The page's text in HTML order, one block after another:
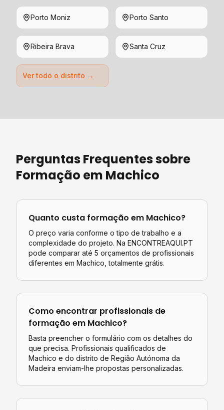
Porto Moniz Porto Santo
Ribeira Brava Santa Cruz
Ver todo o distrito →
Perguntas Frequentes sobre
Formação em Machico
Quanto custa formação em Machico?
O preço varia conforme o tipo de trabalho e a
complexidade do projeto. Na ENCONTREAQUI.PT
pode comparar até 5 orçamentos de profissionais
diferentes em Machico , totalmente grátis.
Como encontrar profissionais de
formação em Machico?
Basta preencher o formulário com os detalhes do
que precisa. Profissionais qualificados de
Machico e do distrito de Região Autónoma da
Madeira enviam-lhe propostas personalizadas.